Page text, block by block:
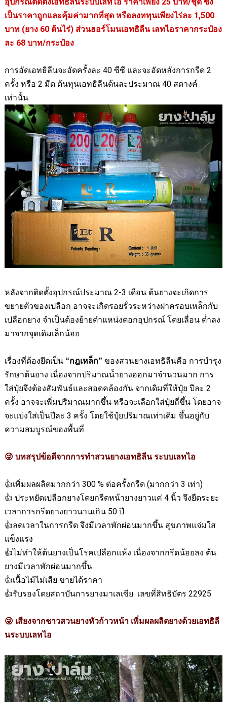
เป็นราคาถูกและคุ้มค่ามากที่สุด หรือลงททุนเพียงไร่ละ 1,500
บาท (ยาง 60 ต้นไร่) ส่วนฮอร์โมนเอทธิลีน เลทไอราคากระป๋อง
ละ 68 บาท/กระป๋อง
การอัดเอทธิลีนจะอัดครั้งละ 40 ซีซี และจะอัดหลังการกรีด 2
ครั้ง หรือ 2 มีด ต้นทุนเอทธิลีนต้นละประมาณ 40 สตางค์
เท่านั้น
หลังจากติดตั้งอุปกรณ์ประมาณ 2-3 เดือน ต้นยางจะเกิดการ
ขยายตัวของเปลือก อาจจะเกิดรอยรั่วระหว่างฝาครอบเหล็กกับ
เปลือกยาง จำเป็นต้องย้ายตำแหน่งตอกอุปกรณ์ โดยเลื่อน ต่ำลง
มาจากจุดเดิมเล็กน้อย
เรื่องที่ต้องยึดเป็น “กฎเหล็ก” ของสวนยางเอทธิลีนคือ การบำรุง
รักษาต้นยาง เนื่องจากปริมาณน้ำยางออกมาจำนวนมาก การ
ใส่ปุ๋ยจึงต้องสัมพันธ์และสอดคล้องกัน จากเดิมที่ให้ปุ๋ย ปีละ 2
ครั้ง อาจจะเพิ่มปริมาณมากขึ้น หรือจะเลือกใส่ปุ๋ยถี่ขึ้น โดยอาจ
จะแบ่งใส่เป็นปีละ 3 ครั้ง โดยใช้ปุ๋ยปริมาณเท่าเดิม ขึ้นอยู่กับ
ความสมบูรณ์ของพื้นที่
😜 บทสรุปข้อดีจากการทำสวนยางเอทธิลีน ระบบเลทไอ
👍เพิ่มผลผลิตมากกว่า 300 % ต่อครั้งกรีด (มากกว่า 3 เท่า)
👍 ประหยัดเปลือกยางโดยกรีดหน้ายางยาวแค่ 4นิ้ว จึงยืดระยะ
เวลาการกรีดยางยาวนานเกิน 50ปี
👍ลดเวลาในการกรีด จึงมีเวลาพักผ่อนมากขึ้น สุขภาพแจ่มใส
แข็งแรง
👍ไม่ทำให้ต้นยางเป็นโรคเปลือกแห้ง เนื่องจากกรีดน้อยลง ต้น
ยางมีเวลาพักผ่อนมากขึ้น
👍เนื้อไม้ไม่เสีย ขายได้ราคา
👍รับรองโดยสถาบันการยางมาเลเซีย เลขที่สิทธิบัตร 22925
😜 เสียงจากชาวสวนยางหัวก้าวหน้า เพิ่มผลผลิตยางด้วยเอทธิลี
นระบบเลทไอ